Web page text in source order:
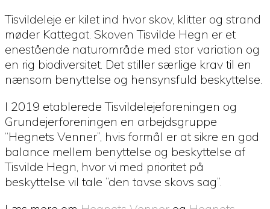
Tisvildeleje er kilet ind hvor skov, klitter og strand
møder Kattegat. Skoven Tisvilde Hegn er et
enestående naturområde med stor variation og
en rig biodiversitet. Det stiller særlige krav til en
nænsom benyttelse og hensynsfuld beskyttelse.
I 2019 etablerede Tisvildelejeforeningen og
Grundejerforeningen en arbejdsgruppe
“Hegnets Venner”, hvis formål er at sikre en god
balance mellem benyttelse og beskyttelse af
Tisvilde Hegn, hvor vi med prioritet på
beskyttelse vil tale ”den tavse skovs sag”.